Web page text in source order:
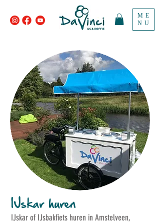
ME
NU
IJskar huren
IJskar of IJsbakfiets huren in Amstelveen,